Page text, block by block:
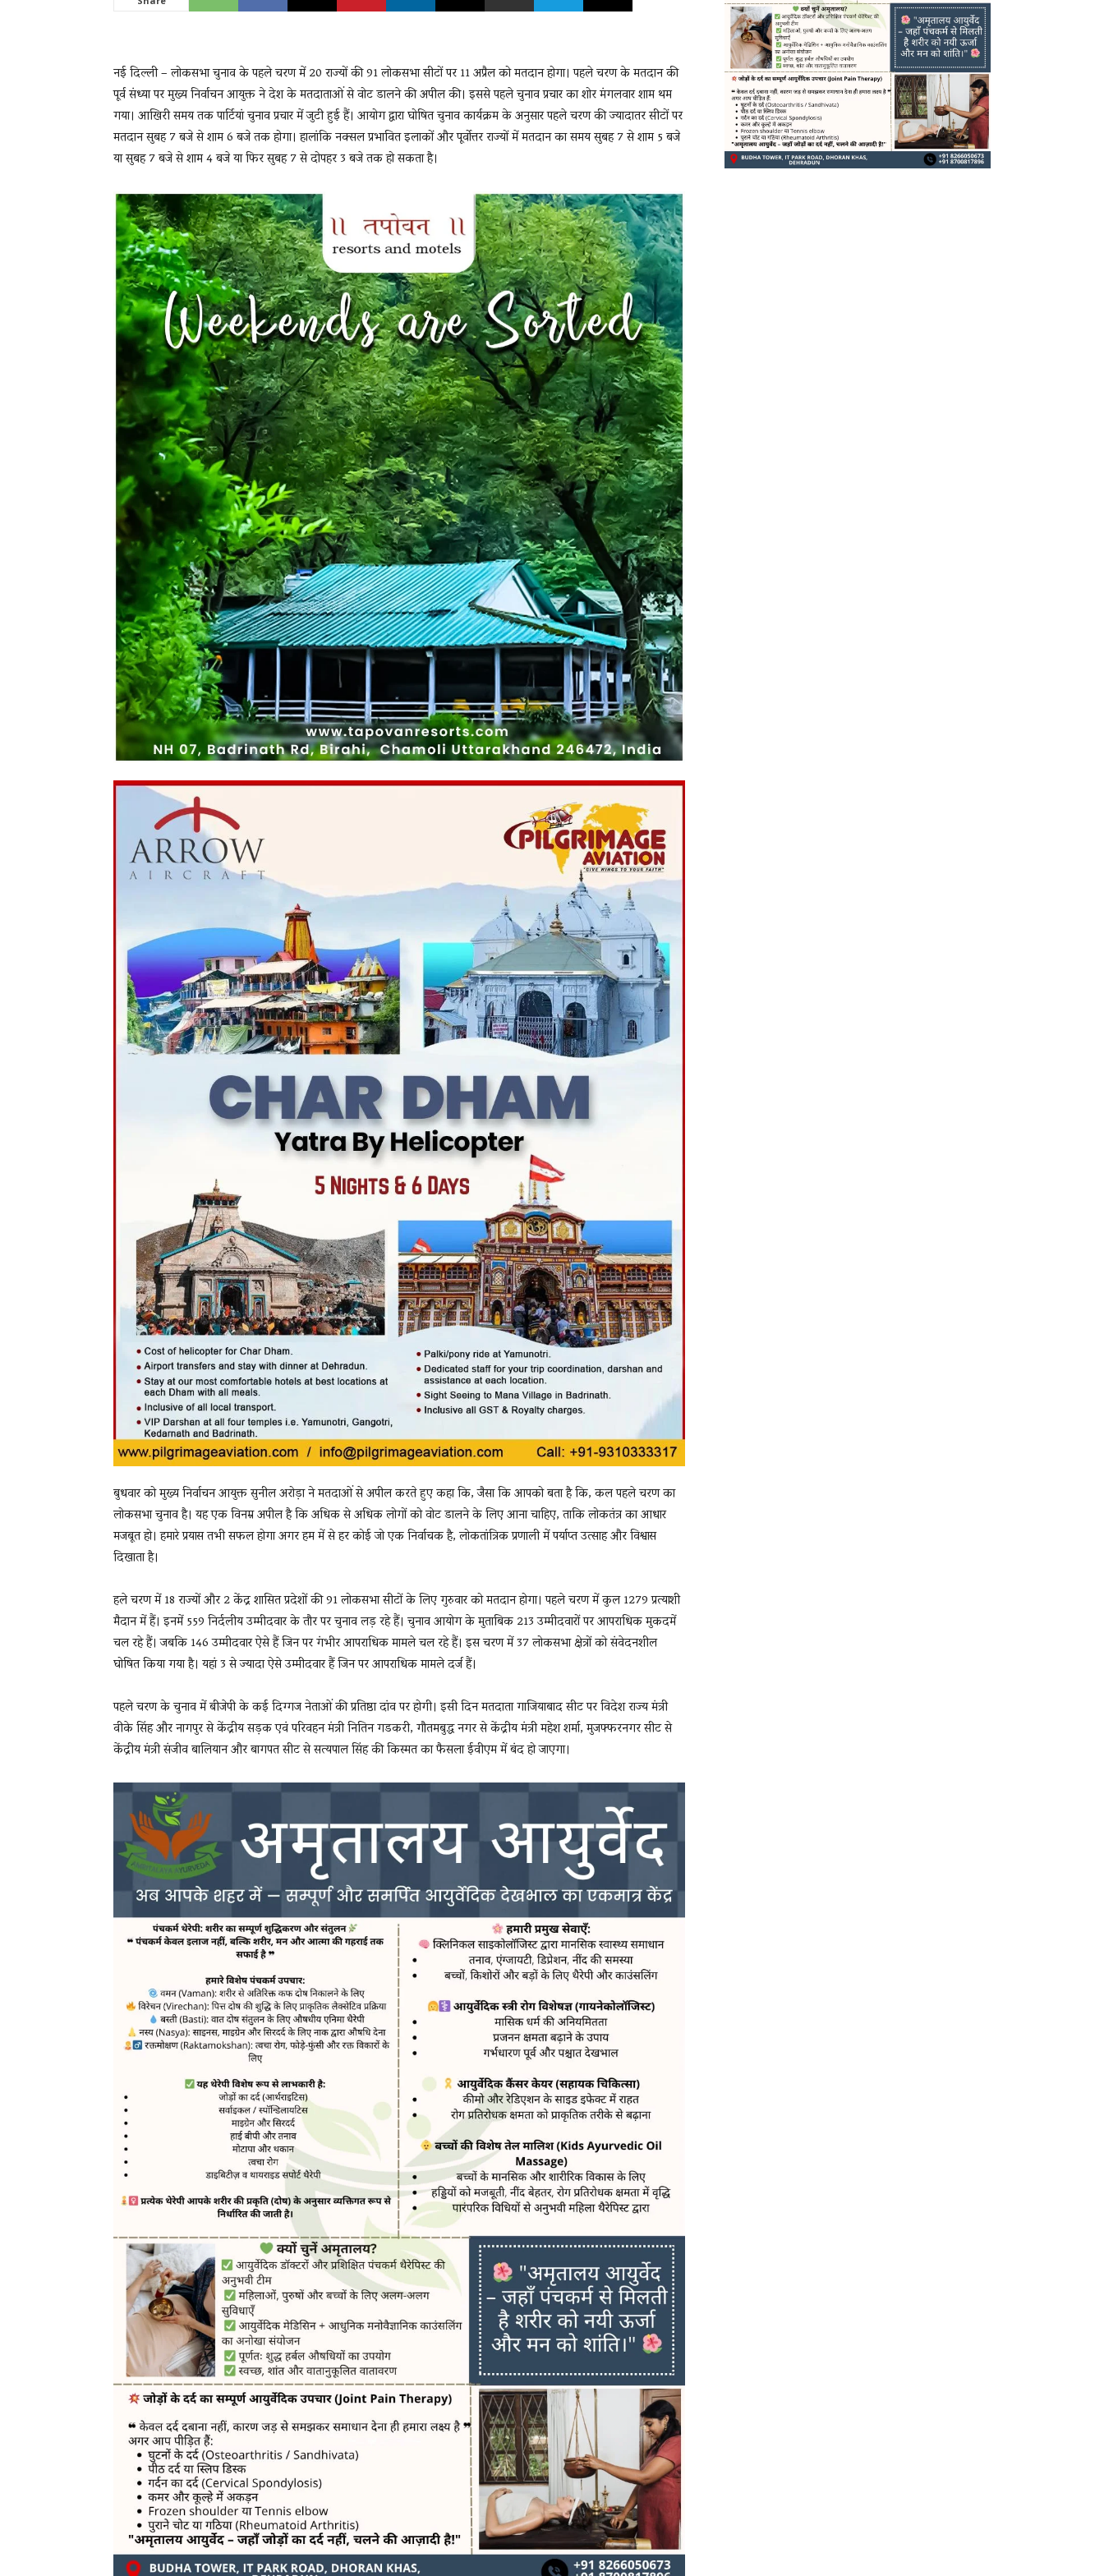
LIVE
नई दिल्ली – लोकसभा चुनाव के पहले चरण में 20 राज्यों की 91 लोकसभा सीटों पर 11 अप्रैल को मतदान होगा। पहले चरण के मतदान की
पूर्व संध्या पर मुख्य निर्वाचन आयुक्त ने देश के मतदाताओं से वोट डालने की अपील की। इससे पहले चुनाव प्रचार का शोर मंगलवार शाम थम
गया। आखिरी समय तक पार्टियां चुनाव प्रचार में जुटी हुई हैं। आयोग द्वारा घोषित चुनाव कार्यक्रम के अनुसार पहले चरण की ज्यादातर सीटों पर
मतदान सुबह 7 बजे से शाम 6 बजे तक होगा। हालांकि नक्सल प्रभावित इलाकों और पूर्वोत्तर राज्यों में मतदान का समय सुबह 7 से शाम 5 बजे
या सुबह 7 बजे से शाम 4 बजे या फिर सुबह 7 से दोपहर 3 बजे तक हो सकता है।
बुधवार को मुख्य निर्वाचन आयुक्त सुनील अरोड़ा ने मतदाओं से अपील करते हुए कहा कि, जैसा कि आपको बता है कि, कल पहले चरण का
लोकसभा चुनाव है। यह एक विनम्र अपील है कि अधिक से अधिक लोगों को वोट डालने के लिए आना चाहिए, ताकि लोकतंत्र का आधार
मजबूत हो। हमारे प्रयास तभी सफल होगा अगर हम में से हर कोई जो एक निर्वाचक है, लोकतांत्रिक प्रणाली में पर्याप्त उत्साह और विश्वास
दिखाता है।
हले चरण में 18 राज्यों और 2 केंद्र शासित प्रदेशों की 91 लोकसभा सीटों के लिए गुरुवार को मतदान होगा। पहले चरण में कुल 1279 प्रत्याशी
मैदान में हैं। इनमें 559 निर्दलीय उम्मीदवार के तौर पर चुनाव लड़ रहे हैं। चुनाव आयोग के मुताबिक 213 उम्मीदवारों पर आपराधिक मुकदमें
चल रहे हैं। जबकि 146 उम्मीदवार ऐसे हैं जिन पर गंभीर आपराधिक मामले चल रहे हैं। इस चरण में 37 लोकसभा क्षेत्रों को संवेदनशील
घोषित किया गया है। यहां 3 से ज्यादा ऐसे उम्मीदवार हैं जिन पर आपराधिक मामले दर्ज हैं।
पहले चरण के चुनाव में बीजेपी के कई दिग्गज नेताओं की प्रतिष्ठा दांव पर होगी। इसी दिन मतदाता गाजियाबाद सीट पर विदेश राज्य मंत्री
वीके सिंह और नागपुर से केंद्रीय सड़क एवं परिवहन मंत्री नितिन गडकरी, गौतमबुद्ध नगर से केंद्रीय मंत्री महेश शर्मा, मुजफ्फरनगर सीट से
केंद्रीय मंत्री संजीव बालियान और बागपत सीट से सत्यपाल सिंह की किस्मत का फैसला ईवीएम में बंद हो जाएगा।